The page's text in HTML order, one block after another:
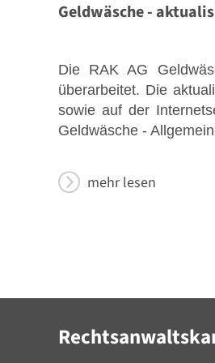
Geldwäsche -
Die RAK AG
überarbeitet. Die
sowie auf der
Geldwäsche -
mehr lesen